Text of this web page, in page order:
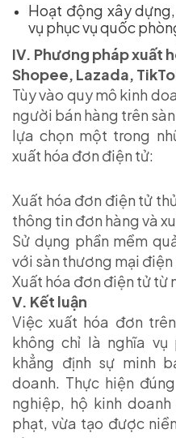
Hoạt động xây
vụ phục vụ quốc
IV. Phương pháp xuất
Shopee, Lazada,
Tùy vào quy mô kinh
người bán hàng trên
lựa chọn một trong
xuất hóa đơn điện tử:
Xuất hóa đơn điện tử
thông tin đơn hàng và
Sử dụng phần mềm
với sàn thương mại điện
Xuất hóa đơn điện tử từ
V. Kết luận
Việc xuất hóa đơn
không chỉ là nghĩa
khẳng định sự minh
doanh. Thực hiện
nghiệp, hộ kinh
phạt, vừa tạo được